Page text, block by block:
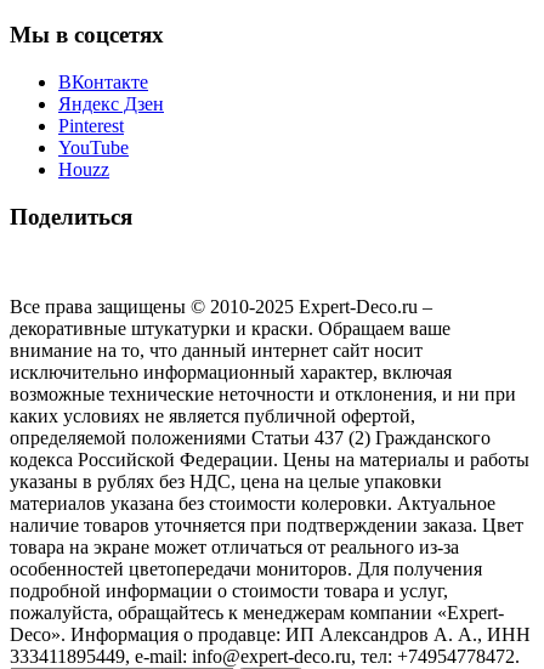
Мы в соцсетях
ВКонтакте
Яндекс Дзен
Pinterest
YouTube
Houzz
Поделиться
Все права защищены © 2010-2025 Expert-Deco.ru –
декоративные штукатурки и краски. Обращаем ваше
внимание на то, что данный интернет сайт носит
исключительно информационный характер, включая
возможные технические неточности и отклонения, и ни при
каких условиях не является публичной офертой,
определяемой положениями Статьи 437 (2) Гражданского
кодекса Российской Федерации. Цены на материалы и работы
указаны в рублях без НДС, цена на целые упаковки
материалов указана без стоимости колеровки. Актуальное
наличие товаров уточняется при подтверждении заказа. Цвет
товара на экране может отличаться от реального из‑за
особенностей цветопередачи мониторов. Для получения
подробной информации о стоимости товара и услуг,
пожалуйста, обращайтесь к менеджерам компании «Expert-
Deco». Информация о продавце: ИП Александров А. А., ИНН
333411895449, e-mail: info@expert-deco.ru, тел: +74954778472.